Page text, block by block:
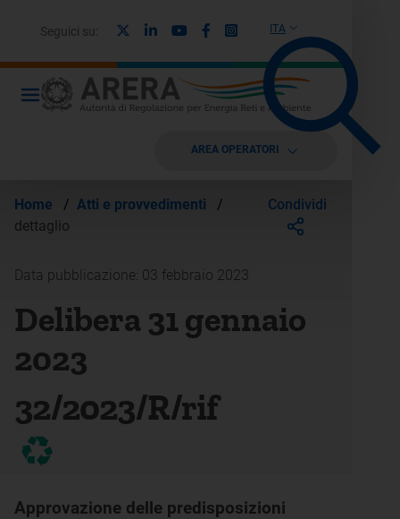
ITA
Seguici su: LinkedinYoutubeFacebook
Instagram
AREA OPERATORI
Home / Atti e provvedimenti
/
dettaglio
Condividi
Data pubblicazione: 03 febbraio 2023
Delibera 31 gennaio
2023
32/2023/R/rif
Approvazione delle predisposizioni